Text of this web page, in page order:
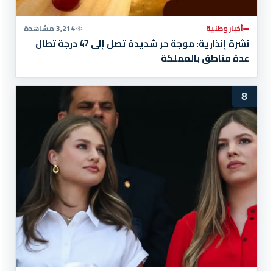
أخبار وطنية 3,214 مشاهدة
نشرة إنذارية: موجة حر شديدة تصل إلى 47 درجة تطال
عدة مناطق بالمملكة
8